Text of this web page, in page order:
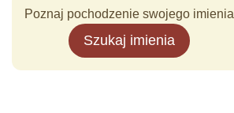
Poznaj pochodzenie swojego imienia
Szukaj imienia